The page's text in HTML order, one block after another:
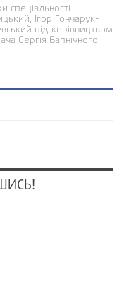
Ігор Гончарук-
під керівництвом
Сергія Вапнічного